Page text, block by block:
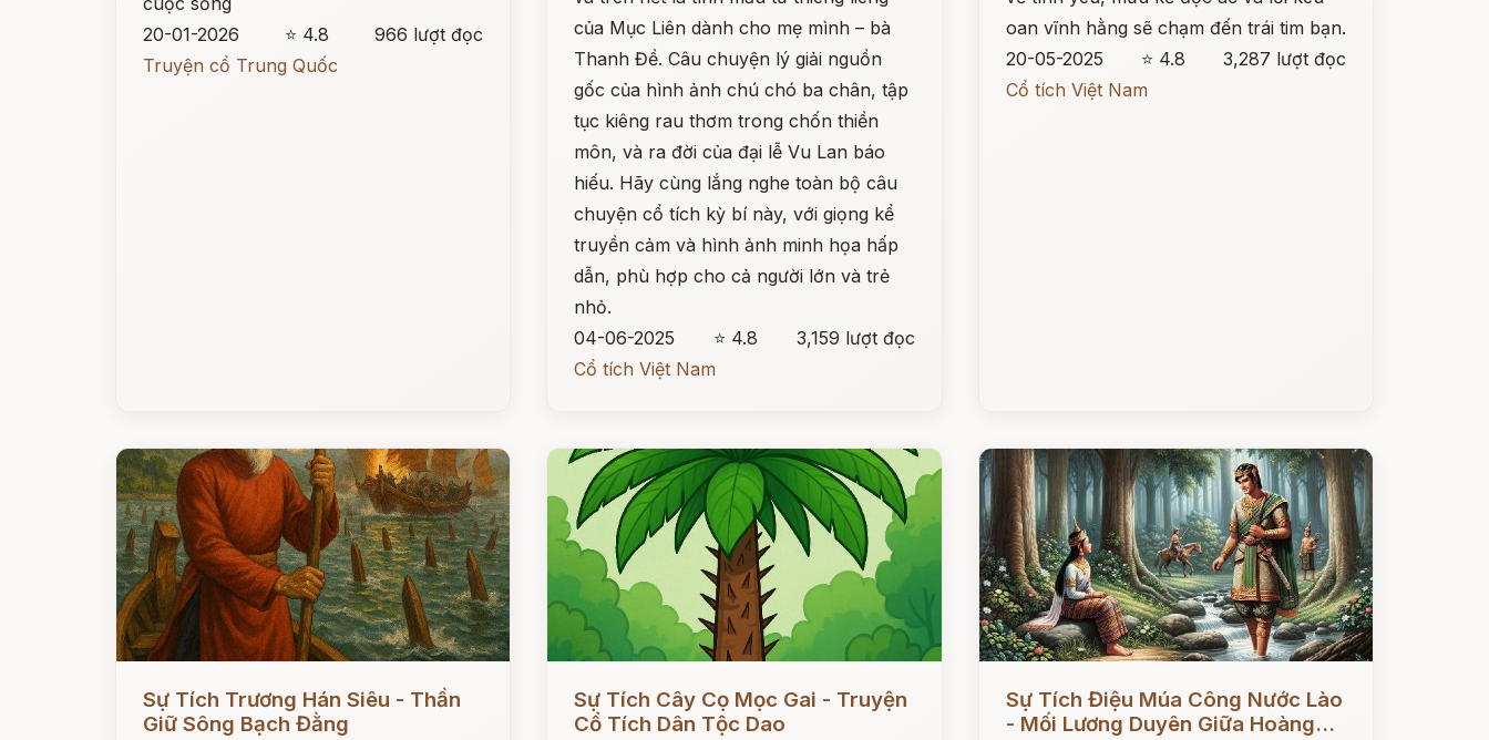
20-01-2026
⭐ 4.8
966 lượt đọc
Truyện cổ Trung Quốc
của Mục Liên dành cho mẹ mình – bà
Thanh Đề. Câu chuyện lý giải nguồn
gốc của hình ảnh chú chó ba chân, tập
tục kiêng rau thơm trong chốn thiền
môn, và ra đời của đại lễ Vu Lan báo
hiếu. Hãy cùng lắng nghe toàn bộ câu
chuyện cổ tích kỳ bí này, với giọng kể
truyền cảm và hình ảnh minh họa hấp
dẫn, phù hợp cho cả người lớn và trẻ
nhỏ.
04-06-2025
⭐ 4.8
3,159 lượt đọc
Cổ tích Việt Nam
oan vĩnh hằng sẽ chạm đến trái tim bạn.
20-05-2025
⭐ 4.8
3,287 lượt đọc
Cổ tích Việt Nam
Sự Tích Trương Hán Siêu - Thần
Giữ Sông Bạch Đằng
Sự Tích Cây Cọ Mọc Gai - Truyện
Cổ Tích Dân Tộc Dao
Sự Tích Điệu Múa Công Nước Lào
- Mối Lương Duyên Giữa Hoàng...